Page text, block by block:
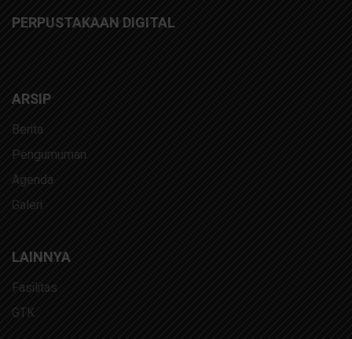
PERPUSTAKAAN DIGITAL
ARSIP
Berita
Pengumuman
Agenda
Galeri
LAINNYA
Fasilitas
GTK